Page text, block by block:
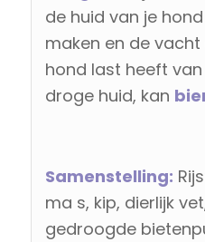
de huid van je
maken en de vacht
hond last heeft
droge huid, kan
Samenstelling:
ma s, kip, dierlijk
gedroogde